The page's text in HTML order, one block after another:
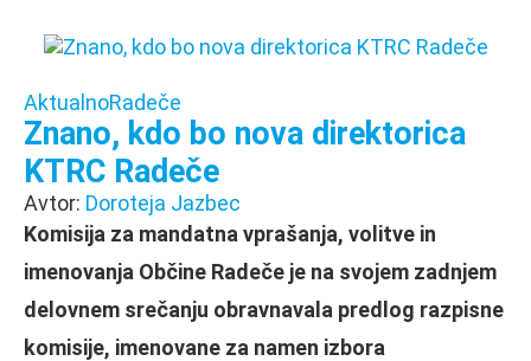
AktualnoRadeče
Znano, kdo bo nova direktorica
KTRC Radeče
Avtor: Doroteja Jazbec
Komisija za mandatna vprašanja, volitve in
imenovanja Občine Radeče je na svojem zadnjem
delovnem srečanju obravnavala predlog razpisne
komisije, imenovane za namen izbora